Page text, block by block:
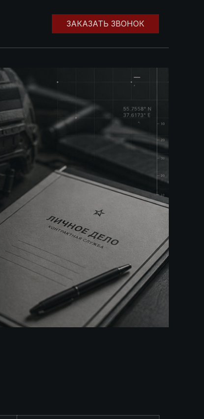
ЗАКАЗАТЬ ЗВОНОК